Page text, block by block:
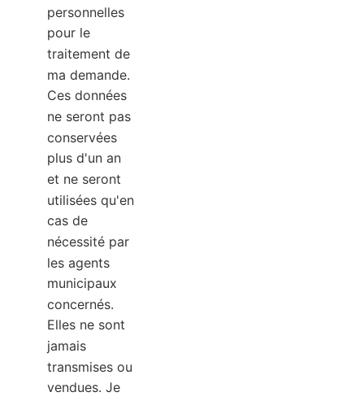
personnelles
pour le
traitement de
ma demande.
Ces données
ne seront pas
conservées
plus d'un an
et ne seront
utilisées qu'en
cas de
nécessité par
les agents
municipaux
concernés.
Elles ne sont
jamais
transmises ou
vendues. Je